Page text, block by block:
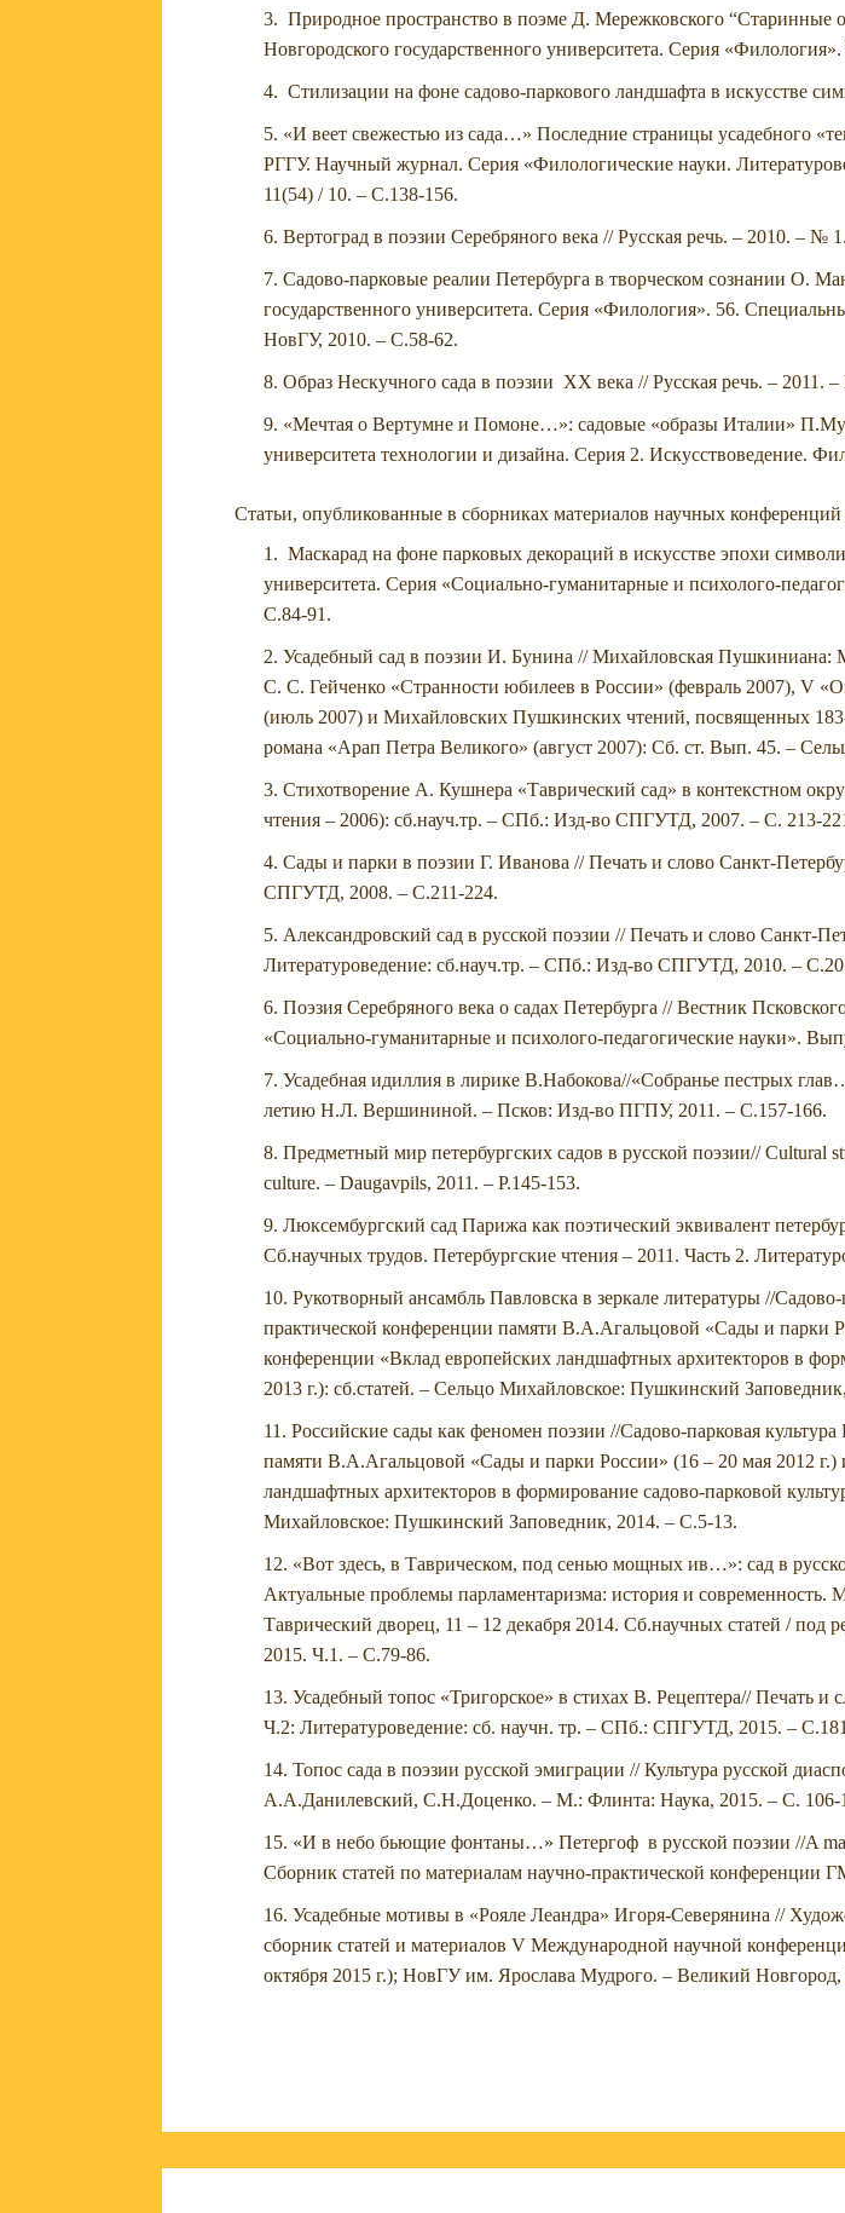
Природное пространство в поэме Д. Мережковского “Старинные
Новгородского государственного университета. Серия
Стилизации на фоне садово-паркового ландшафта в искусстве
«И веет свежестью из сада…» Последние страницы усадебного
РГГУ. Научный журнал. Серия «Филологические науки.
11(54) / 10. – С.138-156.
Вертоград в поэзии Серебряного века // Русская речь. – 2010. – №
Садово-парковые реалии Петербурга в творческом сознании О.
государственного университета. Серия «Филология». 56.
НовГУ, 2010. – С.58-62.
Образ Нескучного сада в поэзии ХХ века // Русская речь. – 2011.
«Мечтая о Вертумне и Помоне…»: садовые «образы Италии»
университета технологии и дизайна. Серия 2. Искусствоведение.
Статьи, опубликованные в сборниках материалов научных
Маскарад на фоне парковых декораций в искусстве эпохи
университета. Серия «Социально-гуманитарные и психолого-
С.84-91.
Усадебный сад в поэзии И. Бунина // Михайловская
С. С. Гейченко «Странности юбилеев в России» (февраль 2007), V
(июль 2007) и Михайловских Пушкинских чтений, посвященных
романа «Арап Петра Великого» (август 2007): Сб. ст. Вып. 45. –
Стихотворение А. Кушнера «Таврический сад» в контекстном
чтения – 2006): сб.науч.тр. – СПб.: Изд-во СПГУТД, 2007. – С. 213-
Сады и парки в поэзии Г. Иванова // Печать и слово Санкт-
СПГУТД, 2008. – С.211-224.
Александровский сад в русской поэзии // Печать и слово Санкт-
Литературоведение: сб.науч.тр. – СПб.: Изд-во СПГУТД, 2010. –
Поэзия Серебряного века о садах Петербурга // Вестник
«Социально-гуманитарные и психолого-педагогические науки».
Усадебная идиллия в лирике В.Набокова//«Собранье пестрых
летию Н.Л. Вершининой. – Псков: Изд-во ПГПУ, 2011. – С.157-166.
Предметный мир петербургских садов в русской поэзии// Cultural
culture. – Daugavpils, 2011. – P.145-153.
Люксембургский сад Парижа как поэтический эквивалент
Сб.научных трудов. Петербургские чтения – 2011. Часть 2.
Рукотворный ансамбль Павловска в зеркале литературы //
практической конференции памяти В.А.Агальцовой «Сады и парки
конференции «Вклад европейских ландшафтных архитекторов в
2013 г.): сб.статей. – Сельцо Михайловское: Пушкинский
Российские сады как феномен поэзии //Садово-парковая
памяти В.А.Агальцовой «Сады и парки России» (16 – 20 мая 2012
ландшафтных архитекторов в формирование садово-парковой
Михайловское: Пушкинский Заповедник, 2014. – С.5-13.
«Вот здесь, в Таврическом, под сенью мощных ив…»: сад в
Актуальные проблемы парламентаризма: история и современность.
Таврический дворец, 11 – 12 декабря 2014. Сб.научных статей /
2015. Ч.1. – С.79-86.
Усадебный топос «Тригорское» в стихах В. Рецептера// Печать и
Ч.2: Литературоведение: сб. научн. тр. – СПб.: СПГУТД, 2015. –
Топос сада в поэзии русской эмиграции // Культура русской
А.А.Данилевский, С.Н.Доценко. – М.: Флинта: Наука, 2015. – С. 106-
«И в небо бьющие фонтаны…» Петергоф в русской поэзии //A
Сборник статей по материалам научно-практической
Усадебные мотивы в «Рояле Леандра» Игоря-Северянина //
сборник статей и материалов V Международной научной
октября 2015 г.); НовГУ им. Ярослава Мудрого. – Великий